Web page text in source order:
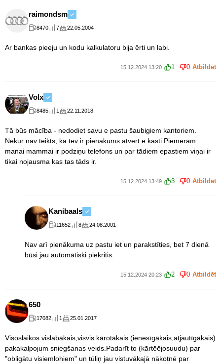
raimondsm
8470 7 22.05.2004
Ar bankas pieeju un kodu kalkulatoru bija ērti un labi.
15.12.2024 13:20 1 0 Atbildēt
Volx
8485 1 22.11.2018
Tā būs mācība - nedodiet savu e pastu šaubigiem kantoriem.
Nekur nav teikts, ka tev ir pienākums atvērt e kasti.Piemeram
manai mammai ir podziņu telefons un par tādiem epastiem viņai ir
tikai nojausma kas tas tāds ir.
15.12.2024 13:49 3 0 Atbildēt
Kanibaals
11652 8 24.08.2001
Nav arī pienākuma uz pastu iet un parakstīties, bet 7 dienā
būsi jau automātiski piekritis.
15.12.2024 20:23 2 0 Atbildēt
650
17082 1 25.01.2017
Visoslaikos vislabākais,visvis kārotākais (ienesīgākais,atjautīgākais)
pakakalpojum sniegšanas veids.Padarīt to (kārtēējosuudu) par
"obligātu visiemlohiem" un tūliņ jau vistuvākajā nākotnē par